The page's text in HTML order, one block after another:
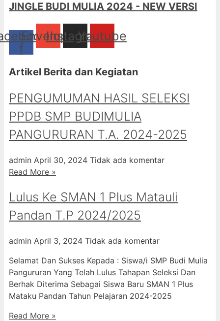
JINGLE BUDI MULIA 2024 - NEW VERSI
f
Envelope
Instagram
Youtube
Artikel Berita dan Kegiatan
PENGUMUMAN HASIL SELEKSI
PPDB SMP BUDIMULIA
PANGURURAN T.A. 2024-2025
admin April 30, 2024 Tidak ada komentar
Read More »
Lulus Ke SMAN 1 Plus Matauli
Pandan T.P 2024/2025
admin April 3, 2024 Tidak ada komentar
Selamat Dan Sukses Kepada : Siswa/i SMP Budi Mulia
Pangururan Yang Telah Lulus Tahapan Seleksi Dan
Berhak Diterima Sebagai Siswa Baru SMAN 1 Plus
Mataku Pandan Tahun Pelajaran 2024-2025
Read More »